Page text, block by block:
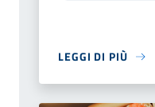
LEGGI DI PIÙ